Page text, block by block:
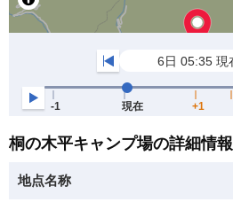
桐の木平キャンプ場の詳細情報
地点名称